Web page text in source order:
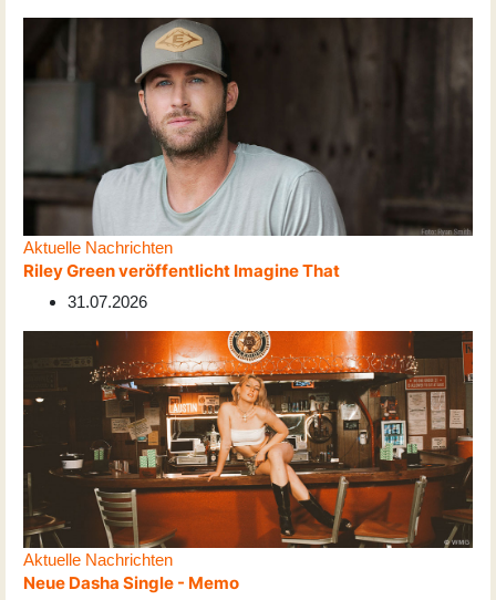
Aktuelle Nachrichten
Riley Green veröffentlicht Imagine That
31.07.2026
Aktuelle Nachrichten
Neue Dasha Single - Memo